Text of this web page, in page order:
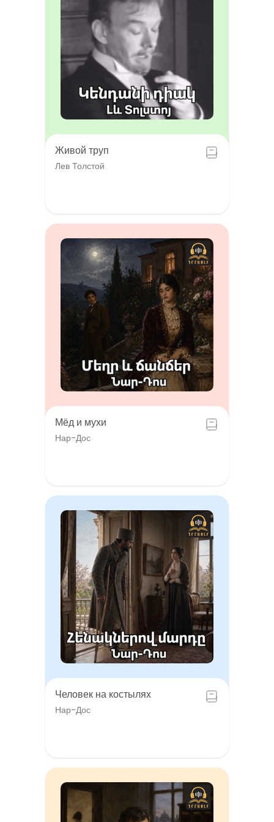
Живой труп
Лев Толстой
Мёд и мухи
Нар-Дос
Человек на костылях
Нар-Дос